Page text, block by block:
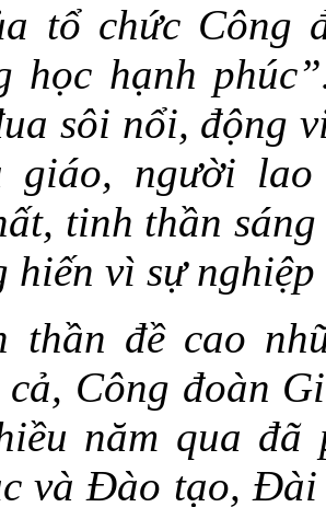
tổ chức Công
học hạnh
sôi nổi, động
giáo, người
tinh thần
hiến vì sự
thần đề cao
Công đoàn
năm qua
và Đào tạo, Đài